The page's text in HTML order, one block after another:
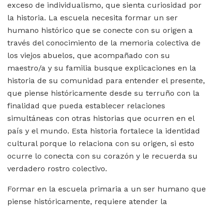
exceso de individualismo, que sienta curiosidad por
la historia. La escuela necesita formar un ser
humano histórico que se conecte con su origen a
través del conocimiento de la memoria colectiva de
los viejos abuelos, que acompañado con su
maestro/a y su familia busque explicaciones en la
historia de su comunidad para entender el presente,
que piense históricamente desde su terruño con la
finalidad que pueda establecer relaciones
simultáneas con otras historias que ocurren en el
país y el mundo. Esta historia fortalece la identidad
cultural porque lo relaciona con su origen, si esto
ocurre lo conecta con su corazón y le recuerda su
verdadero rostro colectivo.
Formar en la escuela primaria a un ser humano que
piense históricamente, requiere atender la